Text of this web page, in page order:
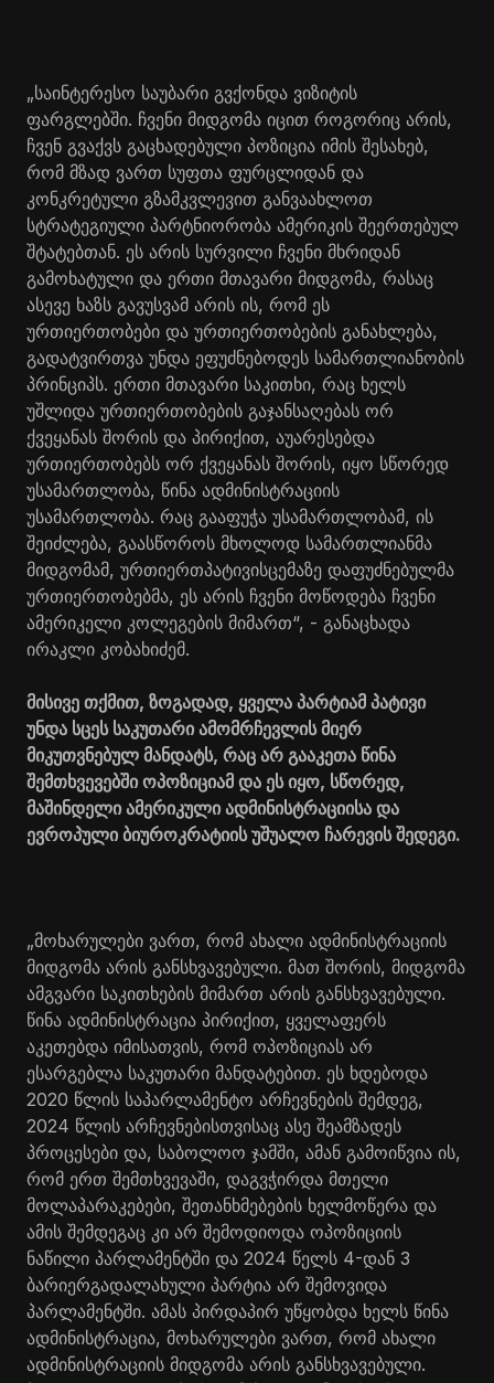
„საინტერესო საუბარი გვქონდა ვიზიტის
ფარგლებში. ჩვენი მიდგომა იცით როგორიც არის,
ჩვენ გვაქვს გაცხადებული პოზიცია იმის შესახებ,
რომ მზად ვართ სუფთა ფურცლიდან და
კონკრეტული გზამკვლევით განვაახლოთ
სტრატეგიული პარტნიორობა ამერიკის შეერთებულ
შტატებთან. ეს არის სურვილი ჩვენი მხრიდან
გამოხატული და ერთი მთავარი მიდგომა, რასაც
ასევე ხაზს გავუსვამ არის ის, რომ ეს
ურთიერთობები და ურთიერთობების განახლება,
გადატვირთვა უნდა ეფუძნებოდეს სამართლიანობის
პრინციპს. ერთი მთავარი საკითხი, რაც ხელს
უშლიდა ურთიერთობების გაჯანსაღებას ორ
ქვეყანას შორის და პირიქით, აუარესებდა
ურთიერთობებს ორ ქვეყანას შორის, იყო სწორედ
უსამართლობა, წინა ადმინისტრაციის
უსამართლობა. რაც გააფუჭა უსამართლობამ, ის
შეიძლება, გაასწოროს მხოლოდ სამართლიანმა
მიდგომამ, ურთიერთპატივისცემაზე დაფუძნებულმა
ურთიერთობებმა, ეს არის ჩვენი მოწოდება ჩვენი
ამერიკელი კოლეგების მიმართ“, - განაცხადა
ირაკლი კობახიძემ.
მისივე თქმით, ზოგადად, ყველა პარტიამ პატივი
უნდა სცეს საკუთარი ამომრჩევლის მიერ
მიკუთვნებულ მანდატს, რაც არ გააკეთა წინა
შემთხვევებში ოპოზიციამ და ეს იყო, სწორედ,
მაშინდელი ამერიკული ადმინისტრაციისა და
ევროპული ბიუროკრატიის უშუალო ჩარევის შედეგი.
„მოხარულები ვართ, რომ ახალი ადმინისტრაციის
მიდგომა არის განსხვავებული. მათ შორის, მიდგომა
ამგვარი საკითხების მიმართ არის განსხვავებული.
წინა ადმინისტრაცია პირიქით, ყველაფერს
აკეთებდა იმისათვის, რომ ოპოზიციას არ
ესარგებლა საკუთარი მანდატებით. ეს ხდებოდა
2020 წლის საპარლამენტო არჩევნების შემდეგ,
2024 წლის არჩევნებისთვისაც ასე შეამზადეს
პროცესები და, საბოლოო ჯამში, ამან გამოიწვია ის,
რომ ერთ შემთხვევაში, დაგვჭირდა მთელი
მოლაპარაკებები, შეთანხმებების ხელმოწერა და
ამის შემდეგაც კი არ შემოდიოდა ოპოზიციის
ნაწილი პარლამენტში და 2024 წელს 4-დან 3
ბარიერგადალახული პარტია არ შემოვიდა
პარლამენტში. ამას პირდაპირ უწყობდა ხელს წინა
ადმინისტრაცია, მოხარულები ვართ, რომ ახალი
ადმინისტრაციის მიდგომა არის განსხვავებული.